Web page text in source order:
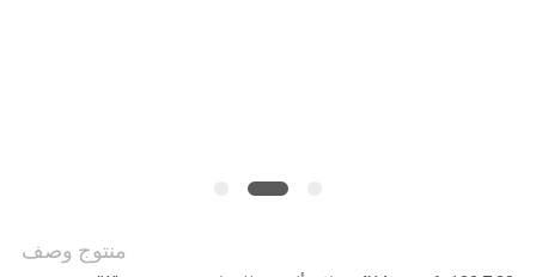
منتوج وصف